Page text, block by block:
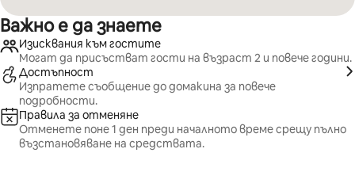
Важно е да знаете
Изисквания към гостите
Могат да присъстват гости на възраст 2 и повече години.
Достъпност
Изпратете съобщение до домакина за повече
подробности.
Правила за отменяне
Отменете поне 1 ден преди началното време срещу пълно
възстановяване на средствата.